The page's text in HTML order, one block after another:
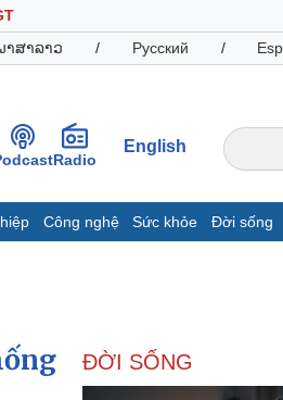
າສາລາວ / Русский /
Radio
English
Công nghệ Sức khỏe Đời sống
Giá cà
ĐỜI SỐNG